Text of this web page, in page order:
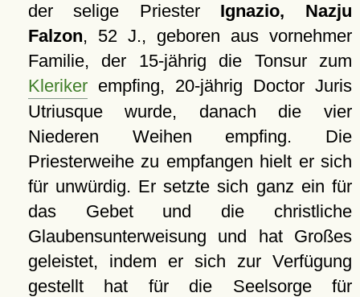
der selige Priester Ignazio, Nazju
Falzon, 52 J., geboren aus vornehmer
Familie, der 15-jährig die Tonsur zum
Klerikerempfing, 20-jährig Doctor Juris
Utriusque wurde, danach die vier
Niederen Weihen empfing. Die
Priesterweihe zu empfangen hielt er sich
für unwürdig. Er setzte sich ganz ein für
das Gebet und die christliche
Glaubensunterweisung und hat Großes
geleistet, indem er sich zur Verfügung
gestellt hat für die Seelsorge für